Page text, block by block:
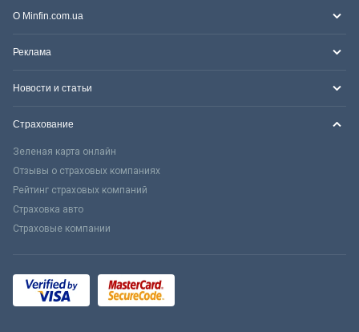
О Minfin.com.ua
Реклама
Новости и статьи
Страхование
Зеленая карта онлайн
Отзывы о страховых компаниях
Рейтинг страховых компаний
Страховка авто
Страховые компании